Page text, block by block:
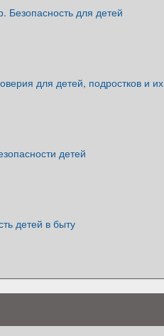
Безопасность для детей
для детей, подростков и их
детей
детей в быту